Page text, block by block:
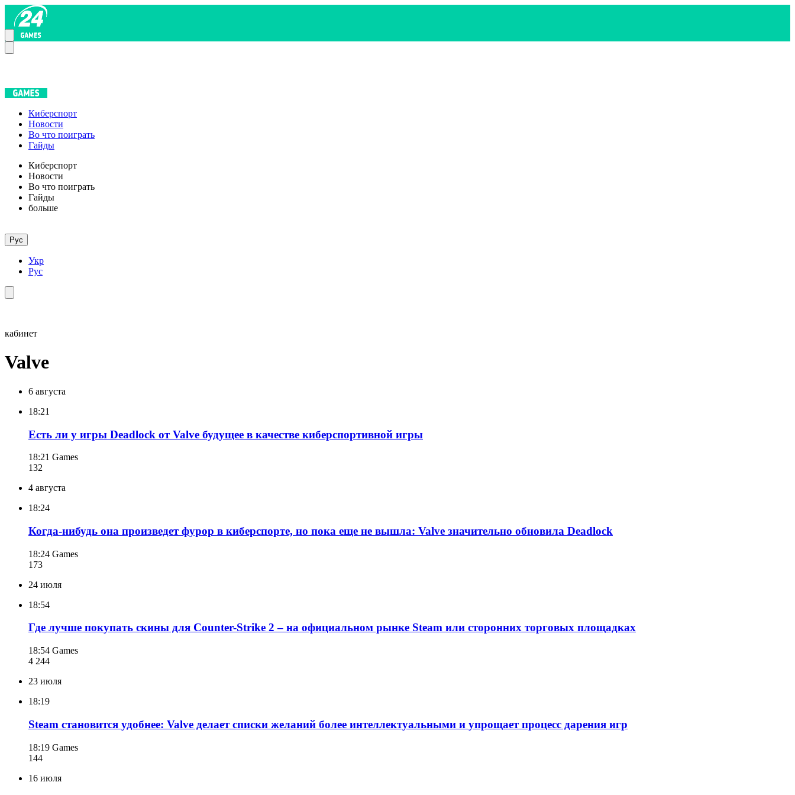
Киберспорт
Новости
Во что поиграть
Гайды
Киберспорт
Новости
Во что поиграть
Гайды
больше
Рус
Укр
Рус
кабинет
Valve
6 августа
18:21
Есть ли у игры Deadlock от Valve будущее в качестве киберспортивной игры
18:21 Games
132
4 августа
18:24
Когда-нибудь она произведет фурор в киберспорте, но пока еще не вышла: Valve значительно обновила Deadlock
18:24 Games
173
24 июля
18:54
Где лучше покупать скины для Counter-Strike 2 – на официальном рынке Steam или сторонних торговых площадках
18:54 Games
4 244
23 июля
18:19
Steam становится удобнее: Valve делает списки желаний более интеллектуальными и упрощает процесс дарения игр
18:19 Games
144
16 июля